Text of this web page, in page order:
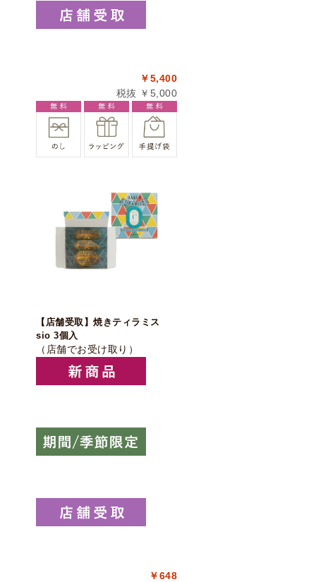
￥5,400
税抜 ￥5,000
【店舗受取】焼きティラミス
sio 3個入
（店舗でお受け取り）
￥648